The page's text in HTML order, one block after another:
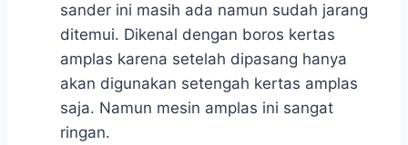
sander ini masih ada namun sudah jarang
ditemui. Dikenal dengan boros kertas
amplas karena setelah dipasang hanya
akan digunakan setengah kertas amplas
saja. Namun mesin amplas ini sangat
ringan.